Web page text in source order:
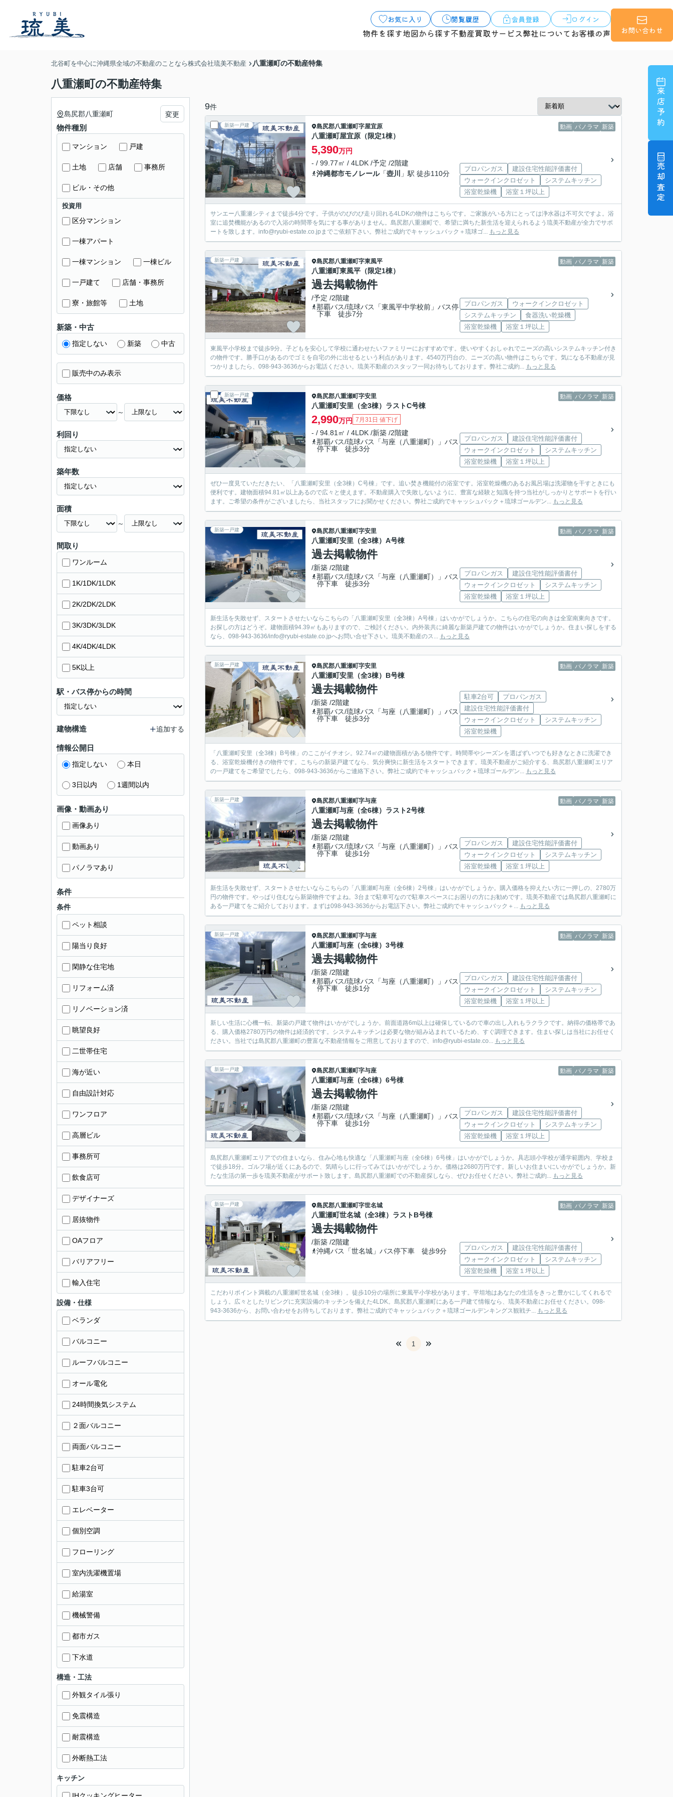
お気に入り 閲覧履歴 会員登録 ログイン
物件を探す地図から探す不動産買取サービス弊社について お客様の声 お問い合わせ
来店予約
売却査定
北谷町を中心に沖縄県全域の不動産のことなら株式会社琉美不動産 八重瀬町の不動産特集
八重瀬町の不動産特集
9件
新築一戸建 動画 パノラマ 新築
島尻郡八重瀬町字屋宜原
八重瀬町屋宜原（限定1棟）
5,390万円
- / 99.77㎡ / 4LDK /予定 /2階建
沖縄都市モノレール「壺川 」駅 徒歩110分
プロパンガス
建設住宅性能評価書付
ウォークインクロゼット
システムキッチン
浴室乾燥機
浴室１坪以上
サンエー八重瀬シティまで徒歩4分です。子供がのびのび走り回れる4LDKの物件はこちらです。ご家族がいる方にとっては浄水器は不可欠ですよ。浴
室に追焚機能があるので入浴の時間帯を気にする事がありません。島尻郡八重瀬町で、希望に満ちた新生活を迎えられるよう琉美不動産が全力でサポ
ートを致します。info@ryubi-estate.co.jpまでご依頼下さい。弊社ご成約でキャッシュバック＋琉球ゴ... もっと見る
新築一戸建 動画 パノラマ 新築
島尻郡八重瀬町字東風平
八重瀬町東風平（限定1棟）
過去掲載物件
/予定 /2階建
那覇バス/琉球バス「東風平中学校前」バス停
下車 徒歩7分
プロパンガス
ウォークインクロゼット
システムキッチン
食器洗い乾燥機
浴室乾燥機
浴室１坪以上
東風平小学校まで徒歩9分。子どもを安心して学校に通わせたいファミリーにおすすめです。使いやすくおしゃれでニーズの高いシステムキッチン付き
の物件です。勝手口があるのでゴミを自宅の外に出せるという利点があります。4540万円台の、ニーズの高い物件はこちらです。気になる不動産が見
つかりましたら、098-943-3636からお電話ください。琉美不動産のスタッフ一同お待ちしております。弊社ご成約... もっと見る
新築一戸建 動画 パノラマ 新築
島尻郡八重瀬町字安里
八重瀬町安里（全3棟）ラストC号棟
2,990万円 7月31日 値下げ
- / 94.81㎡ / 4LDK /新築 /2階建
那覇バス/琉球バス「与座（八重瀬町）」バス
停下車 徒歩3分
プロパンガス
建設住宅性能評価書付
ウォークインクロゼット
システムキッチン
浴室乾燥機
浴室１坪以上
ぜひ一度見ていただきたい、「八重瀬町安里（全3棟）C号棟」です。追い焚き機能付の浴室です。浴室乾燥機のあるお風呂場は洗濯物を干すときにも
便利です。建物面積94.81㎡以上あるので広々と使えます。不動産購入で失敗しないように、豊富な経験と知識を持つ当社がしっかりとサポートを行い
ます。ご希望の条件がございましたら、当社スタッフにお聞かせください。弊社ご成約でキャッシュバック＋琉球ゴールデン... もっと見る
新築一戸建 動画 パノラマ 新築
島尻郡八重瀬町字安里
八重瀬町安里（全3棟）A号棟
過去掲載物件
/新築 /2階建
那覇バス/琉球バス「与座（八重瀬町）」バス
停下車 徒歩3分
プロパンガス
建設住宅性能評価書付
ウォークインクロゼット
システムキッチン
浴室乾燥機
浴室１坪以上
新生活を失敗せず、スタートさせたいならこちらの「八重瀬町安里（全3棟）A号棟」はいかがでしょうか。こちらの住宅の向きは全室南東向きです。
お探しの方はどうぞ。建物面積94.39㎡もありますので、ご検討ください。内外装共に綺麗な新築戸建ての物件はいかがでしょうか。住まい探しをする
なら、098-943-3636/info@ryubi-estate.co.jpへお問い合せ下さい。琉美不動産のス... もっと見る
新築一戸建 動画 パノラマ 新築
島尻郡八重瀬町字安里
八重瀬町安里（全3棟）B号棟
過去掲載物件
/新築 /2階建
那覇バス/琉球バス「与座（八重瀬町）」バス
停下車 徒歩3分
駐車2台可
プロパンガス
建設住宅性能評価書付
ウォークインクロゼット
システムキッチン
浴室乾燥機
「八重瀬町安里（全3棟）B号棟」のここがイチオシ。92.74㎡の建物面積がある物件です。時間帯やシーズンを選ばずいつでも好きなときに洗濯でき
る、浴室乾燥機付きの物件です。こちらの新築戸建てなら、気分爽快に新生活をスタートできます。琉美不動産がご紹介する、島尻郡八重瀬町エリア
の一戸建てをご希望でしたら、098-943-3636からご連絡下さい。弊社ご成約でキャッシュバック＋琉球ゴールデン... もっと見る
新築一戸建 動画 パノラマ 新築
島尻郡八重瀬町字与座
八重瀬町与座（全6棟）ラスト2号棟
過去掲載物件
/新築 /2階建
那覇バス/琉球バス「与座（八重瀬町）」バス
停下車 徒歩1分
プロパンガス
建設住宅性能評価書付
ウォークインクロゼット
システムキッチン
浴室乾燥機
浴室１坪以上
新生活を失敗せず、スタートさせたいならこちらの「八重瀬町与座（全6棟）2号棟」はいかがでしょうか。購入価格を抑えたい方に一押しの、2780万
円の物件です。やっぱり住むなら新築物件ですよね。3台まで駐車可なので駐車スペースにお困りの方にお勧めです。琉美不動産では島尻郡八重瀬町に
ある一戸建てをご紹介しております。まずは098-943-3636からお電話下さい。弊社ご成約でキャッシュバック＋... もっと見る
新築一戸建 動画 パノラマ 新築
島尻郡八重瀬町字与座
八重瀬町与座（全6棟）3号棟
過去掲載物件
/新築 /2階建
那覇バス/琉球バス「与座（八重瀬町）」バス
停下車 徒歩1分
プロパンガス
建設住宅性能評価書付
ウォークインクロゼット
システムキッチン
浴室乾燥機
浴室１坪以上
新しい生活に心機一転、新築の戸建て物件はいかがでしょうか。前面道路6m以上は確保しているので車の出し入れもラクラクです。納得の価格帯であ
る、購入価格2780万円の物件は経済的です。システムキッチンは必要な物が組み込まれているため、すぐ調理できます。住まい探しは当社にお任せく
ださい。当社では島尻郡八重瀬町の豊富な不動産情報をご用意しておりますので、info@ryubi-estate.co... もっと見る
新築一戸建 動画 パノラマ 新築
島尻郡八重瀬町字与座
八重瀬町与座（全6棟）6号棟
過去掲載物件
/新築 /2階建
那覇バス/琉球バス「与座（八重瀬町）」バス
停下車 徒歩1分
プロパンガス
建設住宅性能評価書付
ウォークインクロゼット
システムキッチン
浴室乾燥機
浴室１坪以上
島尻郡八重瀬町エリアでの住まいなら、住み心地も快適な「八重瀬町与座（全6棟）6号棟」はいかがでしょうか。具志頭小学校が通学範囲内、学校ま
で徒歩18分。ゴルフ場が近くにあるので、気晴らしに行ってみてはいかがでしょうか。価格は2680万円です。新しいお住まいにいかがでしょうか。新
たな生活の第一歩を琉美不動産がサポート致します。島尻郡八重瀬町での不動産探しなら、ぜひお任せください。弊社ご成約... もっと見る
新築一戸建 動画 パノラマ 新築
島尻郡八重瀬町字世名城
八重瀬町世名城（全3棟）ラストB号棟
過去掲載物件
/新築 /2階建
沖縄バス「世名城」バス停下車 徒歩9分
プロパンガス
建設住宅性能評価書付
ウォークインクロゼット
システムキッチン
浴室乾燥機
浴室１坪以上
こだわりポイント満載の八重瀬町世名城（全3棟）。徒歩10分の場所に東風平小学校があります。平坦地はあなたの生活をきっと豊かにしてくれるで
しょう。広々としたリビングに充実設備のキッチンを備えた4LDK。島尻郡八重瀬町にある一戸建て情報なら、琉美不動産にお任せください。098-
943-3636から、お問い合わせをお待ちしております。弊社ご成約でキャッシュバック＋琉球ゴールデンキングス観戦チ... もっと見る
1
島尻郡八重瀬町 変更
物件種別
マンション 戸建
土地 店舗 事務所
ビル・その他
投資用
区分マンション
一棟アパート
一棟マンション 一棟ビル
一戸建て 店舗・事務所
寮・旅館等 土地
新築・中古
指定しない 新築 中古
販売中のみ表示
価格
～
利回り
築年数
面積
～
間取り
ワンルーム
1K/1DK/1LDK
2K/2DK/2LDK
3K/3DK/3LDK
4K/4DK/4LDK
5K以上
駅・バス停からの時間
建物構造 追加する
情報公開日
指定しない 本日
3日以内 1週間以内
画像・動画あり
画像あり
動画あり
パノラマあり
条件
条件
ペット相談
陽当り良好
閑静な住宅地
リフォーム済
リノベーション済
眺望良好
二世帯住宅
海が近い
自由設計対応
ワンフロア
高層ビル
事務所可
飲食店可
デザイナーズ
居抜物件
OAフロア
バリアフリー
輸入住宅
設備・仕様
ベランダ
バルコニー
ルーフバルコニー
オール電化
24時間換気システム
２面バルコニー
両面バルコニー
駐車2台可
駐車3台可
エレベーター
個別空調
フローリング
室内洗濯機置場
給湯室
機械警備
都市ガス
下水道
構造・工法
外観タイル張り
免震構造
耐震構造
外断熱工法
キッチン